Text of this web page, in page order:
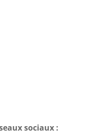
sociaux :